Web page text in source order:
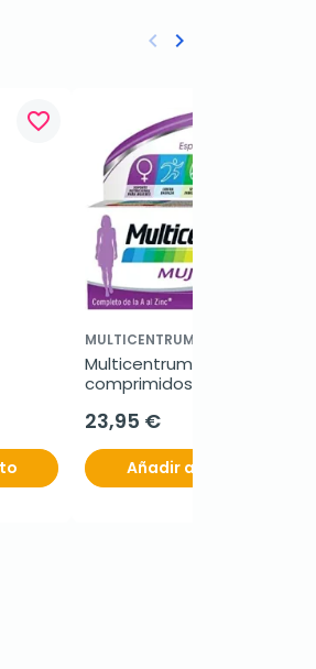
favorite_border
MULTICENTRUM
Multicentrum mujer. 90
comprimidos
23,95 €
Añadir al carrito
Anterior
keyboard_arrow_left Siguiente
keyboard_arrow_right